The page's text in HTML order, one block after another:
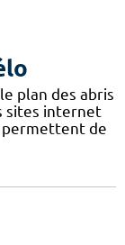
plan des abris
sites internet
permettent de